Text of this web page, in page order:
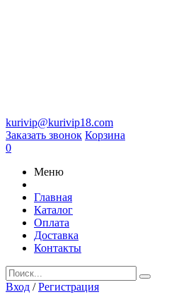
kurivip@kurivip18.com
Заказать звонок Корзина
0
Меню
Главная
Каталог
Оплата
Доставка
Контакты
Вход /Регистрация